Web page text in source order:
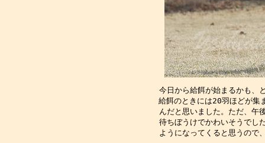
今日から給餌が始まるかも、
給餌のときには20羽ほどが集
んだと思いました。ただ、午
待ちぼうけでかわいそうでし
ようになってくると思